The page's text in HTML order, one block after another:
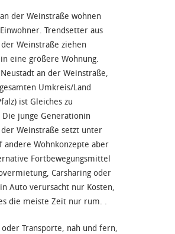
der Weinstraße wohnen
Trendsetter aus
Weinstraße ziehen
eine größere Wohnung.
an der Weinstraße,
Umkreis/Land
ist Gleiches zu
Die junge Generationin
der Weinstraße setzt unter
andere Wohnkonzepte aber
Fortbewegungsmittel
Carsharing oder
Auto verursacht nur Kosten,
die meiste Zeit nur rum. .
oder Transporte, nah und fern,